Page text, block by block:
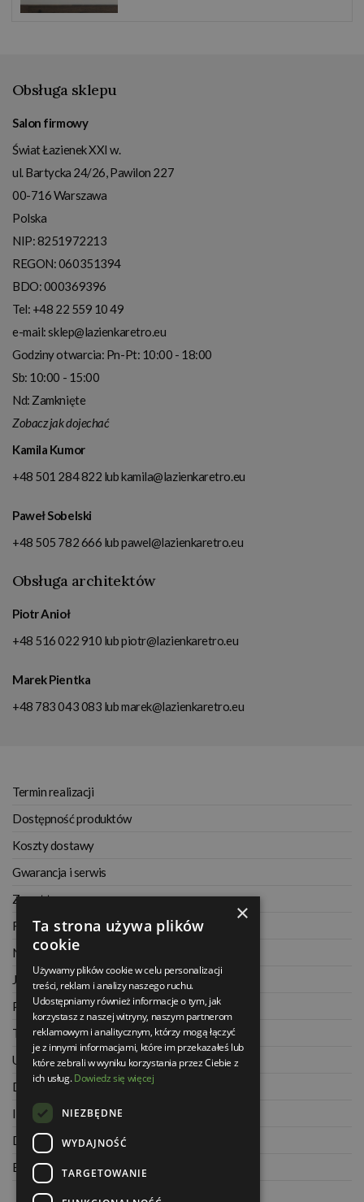
Obsługa sklepu
Salon firmowy
Świat Łazienek XXI w.
ul. Bartycka 24/26, Pawilon 227
00-716Warszawa
Polska
NIP:8251972213
REGON: 060351394
BDO: 000369396
Tel: +48 22 559 10 49
e-mail:sklep@lazienkaretro.eu
Godziny otwarcia: Pn-Pt: 10:00 - 18:00
Sb: 10:00 - 15:00
Nd: Zamknięte
Zobacz jak dojechać
Kamila Kumor
+48 501 284 822 lubkamila@lazienkaretro.eu
Paweł Sobelski
+48 505 782 666 lubpawel@lazienkaretro.eu
Obsługa architektów
Piotr Anioł
+48 516 022 910 lubpiotr@lazienkaretro.eu
Marek Pientka
+48 783 043 083 lubmarek@lazienkaretro.eu
Termin realizacji
Dostępność produktów
Koszty dostawy
Gwarancja i serwis
Zwrot towaru
Regulamin
Najczęściej zadawane pytania
Jak kupować na raty
Polityka prywatności
Twoje zamówienia
Ustawienia konta
Dane kontaktowe
Informacje o firmie
Dla architektów
Blog
×
Ta strona używa plików
cookie
Używamy plików cookie w celu personalizacji
treści, reklam i analizy naszego ruchu.
Udostępniamy również informacje o tym, jak
korzystasz z naszej witryny, naszym partnerom
reklamowym i analitycznym, którzy mogą łączyć
je z innymi informacjami, które im przekazałeś lub
które zebrali w wyniku korzystania przez Ciebie z
ich usług.Dowiedz się więcej
NIEZBĘDNE
WYDAJNOŚĆ
TARGETOWANIE